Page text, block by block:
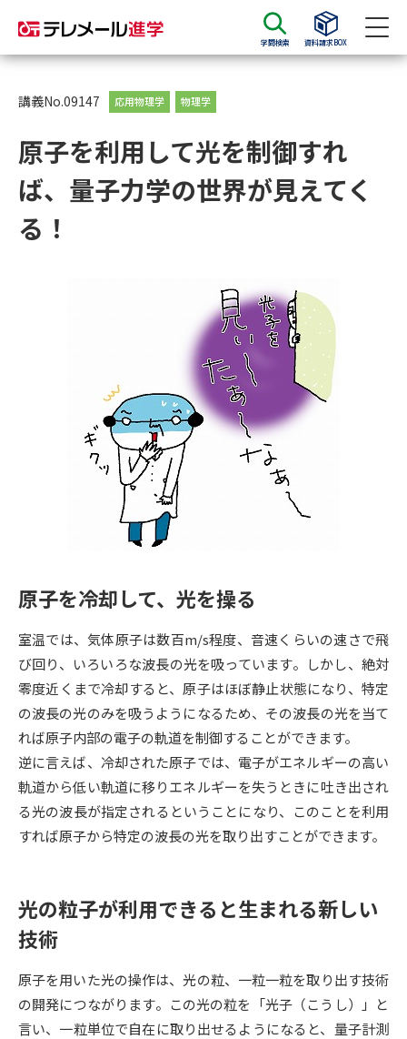
学問検索 資料請求BOX
資料請求
大学・短大の資料種類から請求
大学・短大以外の資料から請求
専門学校の資料請求 大学院の資料請求
留学・進学関連、塾・予備校
大学入学共通テスト「受験案
内」の請求
大学入学共通テスト「受験上の
高等学校卒業程度認定試験
高等学校（情報）教員資格認定
大学研究 大学検索
大学で学べる内容や特徴を調べる
新増設大学・学部・学科特集
国際・グローバルに強い大学特
集
デジタルパンフレット 進路の３択
新学年スタート号特集ページ
SELFBRAND特集ページ
講義No.09147 応用物理学 物理学
原子を利用して光を制御すれ
ば、量子力学の世界が見えてく
る！
原子を冷却して、光を操る
室温では、気体原子は数百m/s程度、音速くらいの速さで飛
び回り、いろいろな波長の光を吸っています。しかし、絶対
零度近くまで冷却すると、原子はほぼ静止状態になり、特定
の波長の光のみを吸うようになるため、その波長の光を当て
れば原子内部の電子の軌道を制御することができます。
逆に言えば、冷却された原子では、電子がエネルギーの高い
軌道から低い軌道に移りエネルギーを失うときに吐き出され
る光の波長が指定されるということになり、このことを利用
すれば原子から特定の波長の光を取り出すことができます。
光の粒子が利用できると生まれる新しい
技術
原子を用いた光の操作は、光の粒、一粒一粒を取り出す技術
の開発につながります。この光の粒を「光子（こうし）」と
言い、一粒単位で自在に取り出せるようになると、量子計測